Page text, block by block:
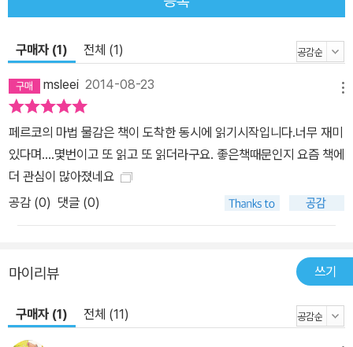
것은 반딧불이 아니었다. 수많은 작은 별이었다. 좀 전에 페르코가 참
것이다. 그림 오른쪽의 울타리 위로 큰곰자리가 보였다. 크기는 아주
다. 은빛으로 빛나는 진짜 달이었다. 그림 속 조그만 집의 유리창이 그
달빛을 받아 반짝반짝 빛나고 있었다. - 본문 36쪽에서 페르코는 짝
사랑하는 소녀 주지에게 마법 물감으로 그린 그림을 선물한다. 주지
는 페르코의 그림을 받고 감동한다. 그런데 집으로 돌아온 주지가 책
상 위에 그림을 올려놓자 그림 속 하늘에 갑자기 먹구름이 끼더니 천
둥이 치고 번개가 떨어진다. 번개는 그림 속의 집을 태우고 급기야 도
화지마저 태워 버린다. 페르코의 물감이 마법 물감이라는 사실을 알
반을 빼앗는다. 모자 안에서 또 한 번 쿠르릉! 하고 천둥이 쳤다. 이번
더듬기 시작했다. 교장 선생님은 코안경을 벗고 절레절레 머리를 흔
들었다. 남학생들이 웅성거렸다. 여학생들은 겁먹은 얼굴로 서로서로
구매자 (1) 전체 (1)
msleei 2014-08-23
페르코의 마법 물감은 책이 도착한 동시에 읽기시작입니다.너무 재미
있다며....몇번이고 또 읽고 또 읽더라구요. 좋은책때문인지 요즘 책에
더 관심이 많아졌네요
공감 (0) 댓글 (0)
마이리뷰 쓰기
구매자 (1) 전체 (11)